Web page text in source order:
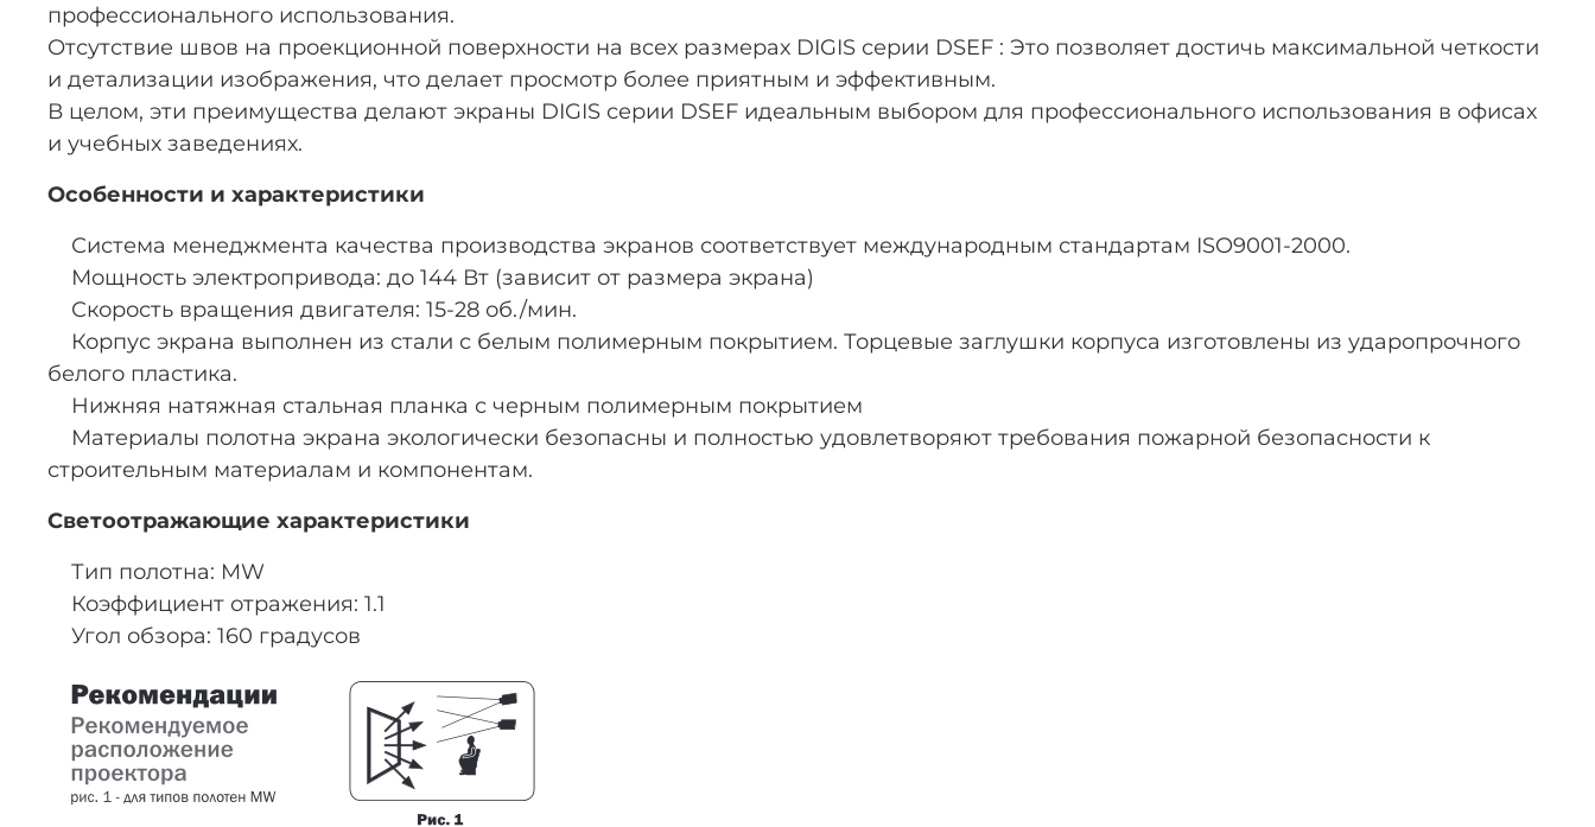
профессионального использования.
Отсутствие швов на проекционной поверхности на всех размерах DIGIS серии DSEF : Это позволяет достичь максимальной четкости
и детализации изображения, что делает просмотр более приятным и эффективным.
В целом, эти преимущества делают экраны DIGIS серии DSEF идеальным выбором для профессионального использования в офисах
и учебных заведениях.
Особенности и характеристики
Система менеджмента качества производства экранов соответствует международным стандартам ISO9001-2000.
Мощность электропривода: до 144 Вт (зависит от размера экрана)
Скорость вращения двигателя: 15-28 об./мин.
Корпус экрана выполнен из стали с белым полимерным покрытием. Торцевые заглушки корпуса изготовлены из ударопрочного
белого пластика.
Нижняя натяжная стальная планка с черным полимерным покрытием
Материалы полотна экрана экологически безопасны и полностью удовлетворяют требования пожарной безопасности к
строительным материалам и компонентам.
Светоотражающие характеристики
Тип полотна: MW
Коэффициент отражения: 1.1
Угол обзора: 160 градусов